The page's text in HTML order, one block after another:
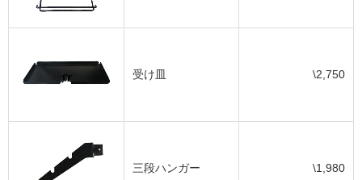
受け皿 \2,750
三段ハンガー \1,980